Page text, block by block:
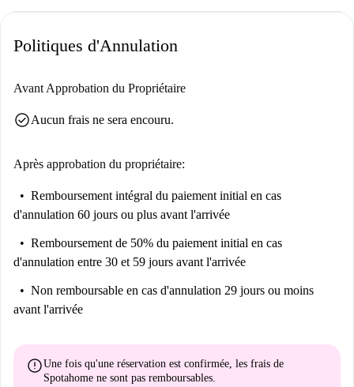
Politiques d'Annulation
Avant Approbation du Propriétaire
check_circleAucun frais ne sera encouru.
Après approbation du propriétaire:
Remboursement intégral du paiement initial en cas
d'annulation 60 jours ou plus avant l'arrivée
Remboursement de 50% du paiement initial en cas
d'annulation entre 30 et 59 jours avant l'arrivée
Non remboursable en cas d'annulation 29 jours ou moins
avant l'arrivée
errorUne fois qu'une réservation est confirmée, les frais de
Spotahome ne sont pas remboursables.